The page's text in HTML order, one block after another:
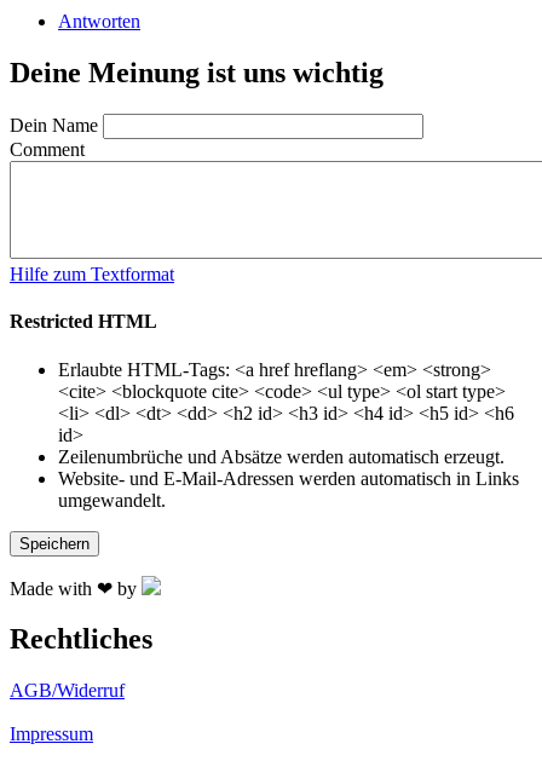
Antworten
Deine Meinung ist uns wichtig
Dein Name
Comment
Hilfe zum Textformat
Restricted HTML
Erlaubte HTML-Tags: <a href hreflang> <em> <strong>
<cite> <blockquote cite> <code> <ul type> <ol start type>
<li> <dl> <dt> <dd> <h2 id> <h3 id> <h4 id> <h5 id> <h6
id>
Zeilenumbrüche und Absätze werden automatisch erzeugt.
Website- und E-Mail-Adressen werden automatisch in Links
umgewandelt.
Made with ❤ by
Rechtliches
AGB/Widerruf
Impressum